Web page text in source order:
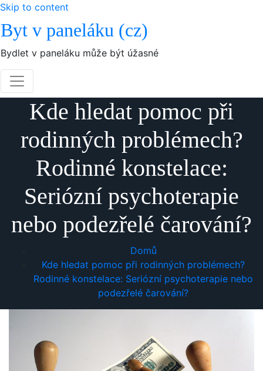
Skip to content
Byt v paneláku (cz)
Bydlet v paneláku může být úžasné
Kde hledat pomoc při
rodinných problémech?
Rodinné konstelace:
Seriózní psychoterapie
nebo podezřelé čarování?
Domů
Kde hledat pomoc při rodinných problémech?
Rodinné konstelace: Seriózní psychoterapie nebo
podezřelé čarování?